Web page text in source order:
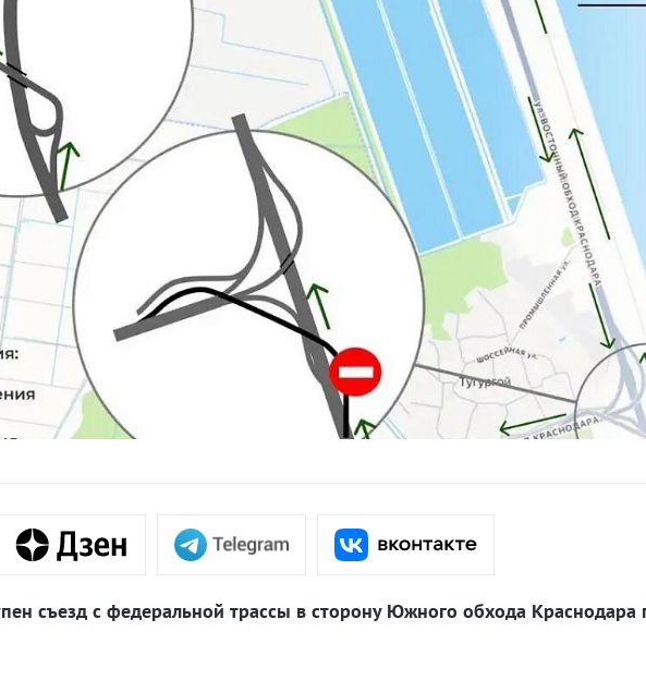
съезд с федеральной трассы в сторону Южного обхода